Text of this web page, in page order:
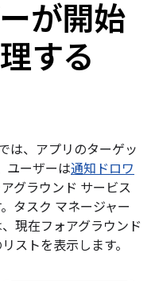
が開始
する
は、アプリのターゲッ
ユーザーは通知ドロワ
グラウンド サービス
タスク マネージャー
現在フォアグラウンド
ストを表示します。